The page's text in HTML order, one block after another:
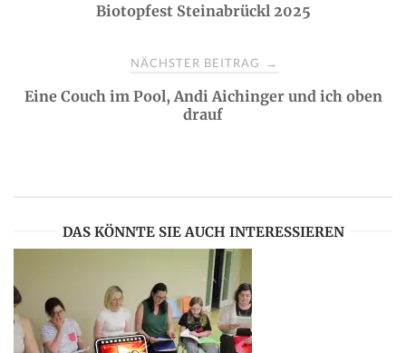
v
i
Biotopfest Steinabrückl 2025
NÄCHSTER BEITRAG →
Eine Couch im Pool, Andi Aichinger und ich oben
drauf
DAS KÖNNTE SIE AUCH INTERESSIEREN